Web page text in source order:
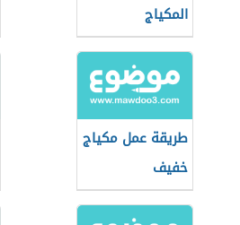
المكياج
طريقة عمل مكياج
خفيف